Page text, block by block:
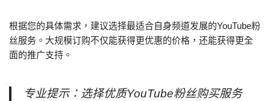
根据您的具体需求，建议选择最适合自身频道发展的YouTube粉
丝服务。大规模订购不仅能获得更优惠的价格，还能获得更全
面的推广支持。
专业提示：选择优质YouTube粉丝购买服务